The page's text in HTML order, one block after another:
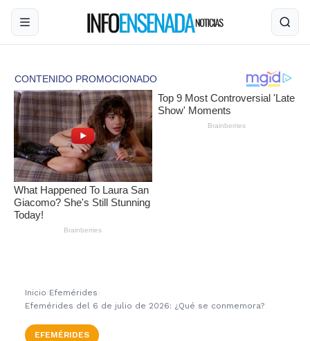
Inicio ›Efemérides ›
Efemérides del 6 de julio de 2026: ¿Qué se conmemora?
EFEMÉRIDES